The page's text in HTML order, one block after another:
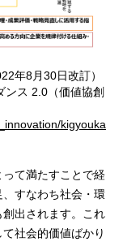
年8月30日改訂）
ンス 2.0（価値協創
kigyouka
て満たすことで経
すなわち社会・環
出されます。これ
社会的価値ばかり